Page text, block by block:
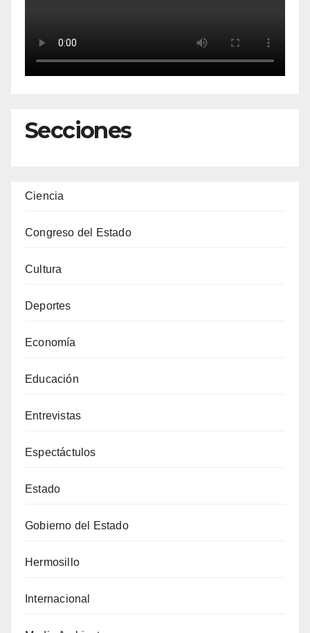
Secciones
Ciencia
Congreso del Estado
Cultura
Deportes
Economía
Educación
Entrevistas
Espectáctulos
Estado
Gobierno del Estado
Hermosillo
Internacional